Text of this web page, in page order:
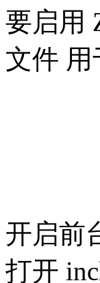
要启用
文件
开启前
打开